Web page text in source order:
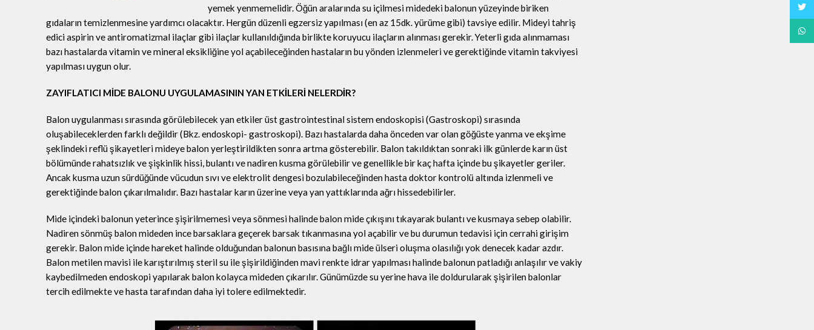
yemek yenmemelidir. Öğün aralarında su içilmesi midedeki balonun yüzeyinde biriken
gıdaların temizlenmesine yardımcı olacaktır. Hergün düzenli egzersiz yapılması (en az 15dk. yürüme gibi) tavsiye edilir. Mideyi tahriş
edici aspirin ve antiromatizmal ilaçlar gibi ilaçlar kullanıldığında birlikte koruyucu ilaçların alınması gerekir. Yeterli gıda alınmaması
bazı hastalarda vitamin ve mineral eksikliğine yol açabileceğinden hastaların bu yönden izlenmeleri ve gerektiğinde vitamin takviyesi
yapılması uygun olur.
ZAYIFLATICI MİDE BALONU UYGULAMASININ YAN ETKİLERİ NELERDİR?
Balon uygulanması sırasında görülebilecek yan etkiler üst gastrointestinal sistem endoskopisi (Gastroskopi) sırasında
oluşabileceklerden farklı değildir (Bkz. endoskopi- gastroskopi). Bazı hastalarda daha önceden var olan göğüste yanma ve ekşime
şeklindeki reflü şikayetleri mideye balon yerleştirildikten sonra artma gösterebilir. Balon takıldıktan sonraki ilk günlerde karın üst
bölümünde rahatsızlık ve şişkinlik hissi, bulantı ve nadiren kusma görülebilir ve genellikle bir kaç hafta içinde bu şikayetler geriler.
Ancak kusma uzun sürdüğünde vücudun sıvı ve elektrolit dengesi bozulabileceğinden hasta doktor kontrolü altında izlenmeli ve
gerektiğinde balon çıkarılmalıdır. Bazı hastalar karın üzerine veya yan yattıklarında ağrı hissedebilirler.
Mide içindeki balonun yeterince şişirilmemesi veya sönmesi halinde balon mide çıkışını tıkayarak bulantı ve kusmaya sebep olabilir.
Nadiren sönmüş balon mideden ince barsaklara geçerek barsak tıkanmasına yol açabilir ve bu durumun tedavisi için cerrahi girişim
gerekir. Balon mide içinde hareket halinde olduğundan balonun basısına bağlı mide ülseri oluşma olasılığı yok denecek kadar azdır.
Balon metilen mavisi ile karıştırılmış steril su ile şişirildiğinden mavi renkte idrar yapılması halinde balonun patladığı anlaşılır ve vakiy
kaybedilmeden endoskopi yapılarak balon kolayca mideden çıkarılır. Günümüzde su yerine hava ile doldurularak şişirilen balonlar
tercih edilmekte ve hasta tarafından daha iyi tolere edilmektedir.